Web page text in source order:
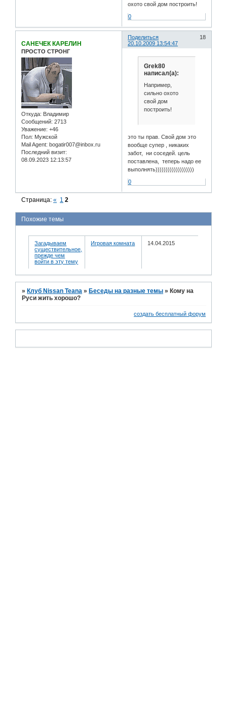
охото свой дом построить!
0
Поделиться
18
20.10.2009 13:54:47
САНЕЧЕК КАРЕЛИН
ПРОСТО СТРОНГ
Откуда: Владимир
Сообщений: 2713
Уважение: +46
Пол: Мужской
Mail Agent: bogatir007@inbox.ru
Последний визит:
08.09.2023 12:13:57
Grek80
написал(а):
Например,
сильно охото
свой дом
построить!
это ты прав. Свой дом это
вообще супер , никаких
забот, ни соседей. цель
поставлена, теперь надо ее
выполнять)))))))))))))))))))
0
Страница:« 1 2
Похожие темы
Загадываем
существительное,
прежде чем
войти в эту тему
Игровая комната 14.04.2015
»Клуб Nissan Teana »Беседы на разные темы »Кому на
Руси жить хорошо?
создать бесплатный форум